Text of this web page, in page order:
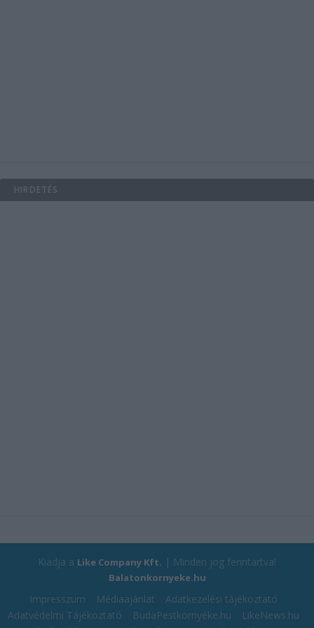
HIRDETÉS
Kiadja a Like Company Kft. | Minden jog fenntartva!
Balatonkornyeke.hu
Impresszum Médiaajánlat
Adatkezelési tájékoztató
Adatvédelmi Tájékoztató
BudaPestkörnyéke.hu
LikeNews.hu